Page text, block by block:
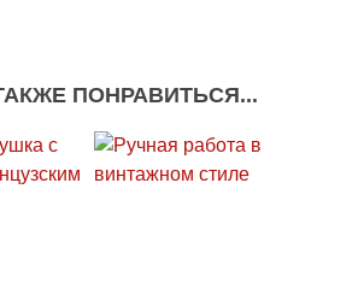
ПОНРАВИТЬСЯ...